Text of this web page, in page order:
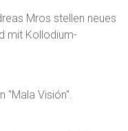
Mros stellen neues
mit Kollodium-
"Mala Visión".